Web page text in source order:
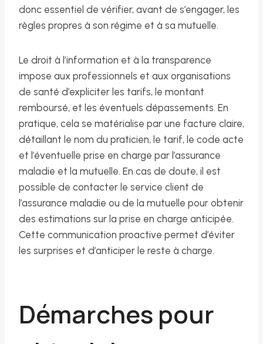
donc essentiel de vérifier, avant de s’engager, les
règles propres à son régime et à sa mutuelle.
Le droit à l’information et à la transparence
impose aux professionnels et aux organisations
de santé d’expliciter les tarifs, le montant
remboursé, et les éventuels dépassements. En
pratique, cela se matérialise par une facture claire,
détaillant le nom du praticien, le tarif, le code acte
et l’éventuelle prise en charge par l’assurance
maladie et la mutuelle. En cas de doute, il est
possible de contacter le service client de
l’assurance maladie ou de la mutuelle pour obtenir
des estimations sur la prise en charge anticipée.
Cette communication proactive permet d’éviter
les surprises et d’anticiper le reste à charge.
Démarches pour